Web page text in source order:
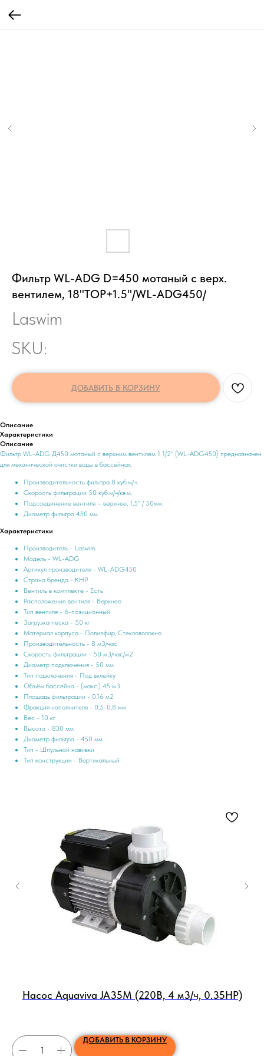
Фильтр WL-ADG D=450 мотаный с верх.
вентилем, 18"TOP+1.5"/WL-ADG450/
Laswim
SKU:
ДОБАВИТЬ В КОРЗИНУ
Описание
Характеристики
Описание
Фильтр WL-ADG Д450 мотаный с верхним вентилем 1 1/2" (WL-ADG450) предназначен
для механической очистки воды в бассейнах.
Производительность фильтра 8 куб.м/ч.
Скорость фильтрации 50 куб.м/ч/кв.м.
Подсоединение вентиля – верхнее, 1,5" / 50мм.
Диаметр фильтра 450 мм
Характеристики
Производитель - Laswim
Модель - WL-ADG
Артикул производителя - WL-ADG450
Страна бренда - КНР
Вентиль в комплекте - Есть
Расположение вентиля - Верхнее
Тип вентиля - 6-позиционный
Загрузка песка - 50 кг
Материал корпуса - Полиэфир, Стекловолокно
Производительность - 8 м3/час
Скорость фильтрации - 50 м3/час/м2
Диаметр подключения - 50 мм
Тип подключения - Под вклейку
Объём бассейна - (макс.) 45 м3
Площадь фильтрации - 0.16 м2
Фракция наполнителя - 0,5-0,8 мм
Вес - 10 кг
Высота - 830 мм
Диаметр фильтра - 450 мм
Тип - Шпульной навивки
Тип конструкции - Вертикальный
Насос Aquaviva JA35M (220В, 4 м3/ч, 0.35HP)
ДОБАВИТЬ В КОРЗИНУ